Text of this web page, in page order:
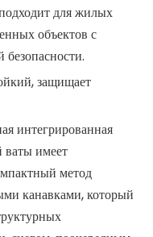
для жилых
объектов с
защищает
интегрированная
ваты имеет
метод
канавками, который